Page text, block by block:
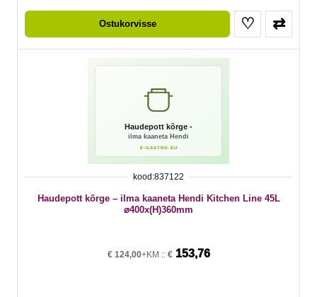
Ostukorvisse ♡ ⇄
kood:837122
Haudepott kõrge – ilma kaaneta Hendi Kitchen Line 45L
⌀400x(H)360mm
€124,00+KM :: €153,76